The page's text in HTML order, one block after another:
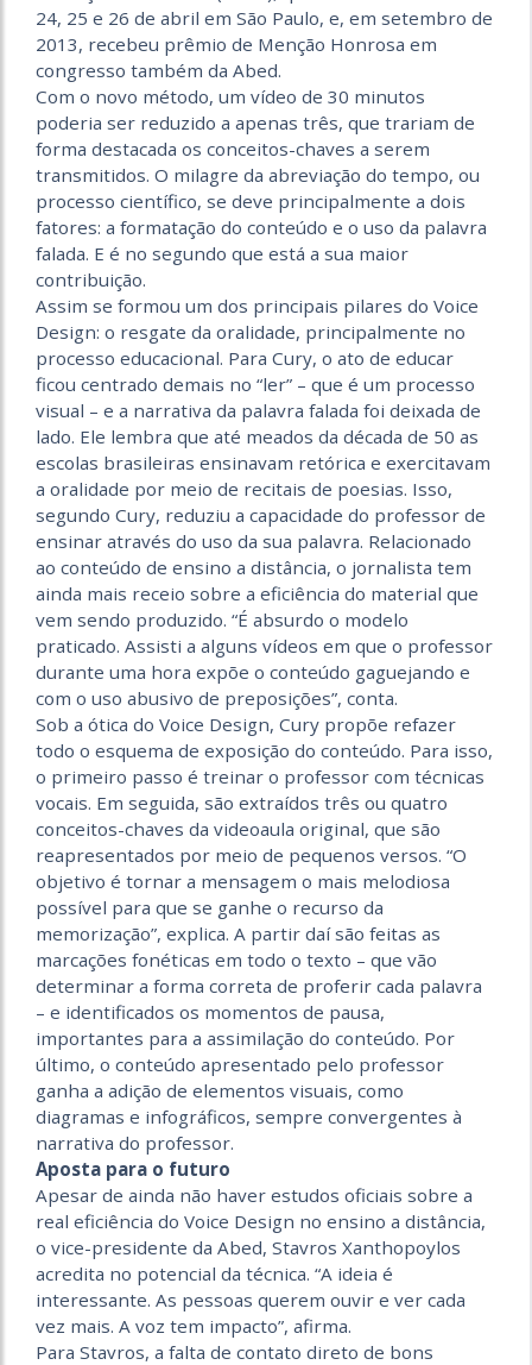
24, 25 e 26 de abril em São Paulo, e, em setembro de
2013, recebeu prêmio de Menção Honrosa em
congresso também da Abed.
Com o novo método, um vídeo de 30 minutos
poderia ser reduzido a apenas três, que trariam de
forma destacada os conceitos-chaves a serem
transmitidos. O milagre da abreviação do tempo, ou
processo científico, se deve principalmente a dois
fatores: a formatação do conteúdo e o uso da palavra
falada. E é no segundo que está a sua maior
contribuição.
Assim se formou um dos principais pilares do Voice
Design: o resgate da oralidade, principalmente no
processo educacional. Para Cury, o ato de educar
ficou centrado demais no “ler” – que é um processo
visual – e a narrativa da palavra falada foi deixada de
lado. Ele lembra que até meados da década de 50 as
escolas brasileiras ensinavam retórica e exercitavam
a oralidade por meio de recitais de poesias. Isso,
segundo Cury, reduziu a capacidade do professor de
ensinar através do uso da sua palavra. Relacionado
ao conteúdo de ensino a distância, o jornalista tem
ainda mais receio sobre a eficiência do material que
vem sendo produzido. “É absurdo o modelo
praticado. Assisti a alguns vídeos em que o professor
durante uma hora expõe o conteúdo gaguejando e
com o uso abusivo de preposições”, conta.
Sob a ótica do Voice Design, Cury propõe refazer
todo o esquema de exposição do conteúdo. Para isso,
o primeiro passo é treinar o professor com técnicas
vocais. Em seguida, são extraídos três ou quatro
conceitos-chaves da videoaula original, que são
reapresentados por meio de pequenos versos. “O
objetivo é tornar a mensagem o mais melodiosa
possível para que se ganhe o recurso da
memorização”, explica. A partir daí são feitas as
marcações fonéticas em todo o texto – que vão
determinar a forma correta de proferir cada palavra
– e identificados os momentos de pausa,
importantes para a assimilação do conteúdo. Por
último, o conteúdo apresentado pelo professor
ganha a adição de elementos visuais, como
diagramas e infográficos, sempre convergentes à
narrativa do professor.
Aposta para o futuro
Apesar de ainda não haver estudos oficiais sobre a
real eficiência do Voice Design no ensino a distância,
o vice-presidente da Abed, Stavros Xanthopoylos
acredita no potencial da técnica. “A ideia é
interessante. As pessoas querem ouvir e ver cada
vez mais. A voz tem impacto”, afirma.
Para Stavros, a falta de contato direto de bons